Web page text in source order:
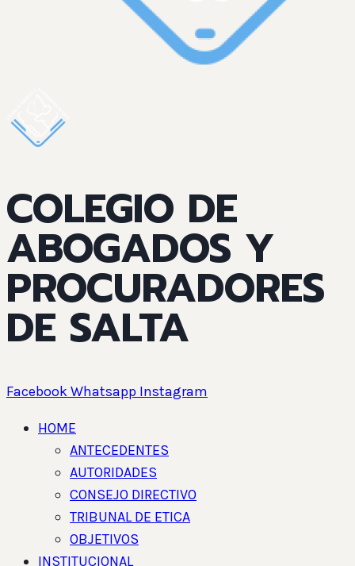
COLEGIO DE
ABOGADOS Y
PROCURADORES
DE SALTA
FacebookWhatsapp Instagram
HOME
ANTECEDENTES
AUTORIDADES
CONSEJO DIRECTIVO
TRIBUNAL DE ETICA
OBJETIVOS
INSTITUCIONAL